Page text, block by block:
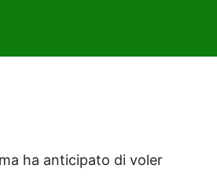
ha anticipato di voler